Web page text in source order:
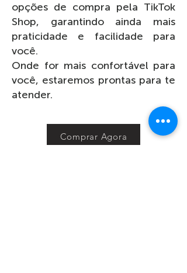
opções de compra pela TikTok
Shop, garantindo ainda mais
praticidade e facilidade para
você.
Onde for mais confortável para
você, estaremos prontas para te
atender.
Comprar Agora